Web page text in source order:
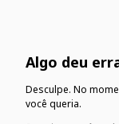
Algo deu
Desculpe. No
você queria.